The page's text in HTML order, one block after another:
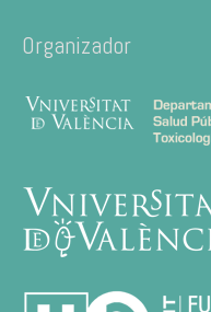
Organizador